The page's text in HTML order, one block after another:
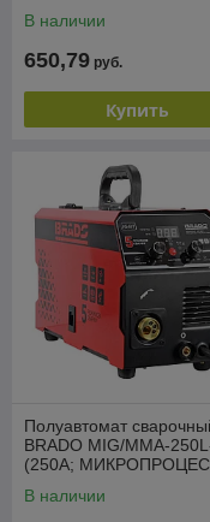
еврорукав 3м)
В наличии
650,79 руб.
Купить
Полуавтомат
BRADO MIG/MMA-
(250А;
еврорукав 3м)
В наличии